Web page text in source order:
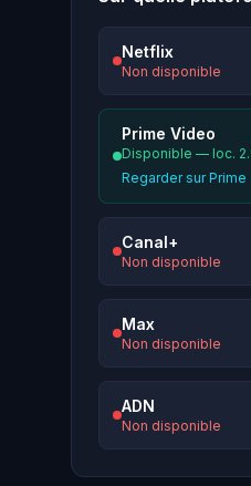
Netflix
Non disponible
Prime Video
Disponible — loc.
Regarder sur
Canal+
Non disponible
Max
Non disponible
ADN
Non disponible